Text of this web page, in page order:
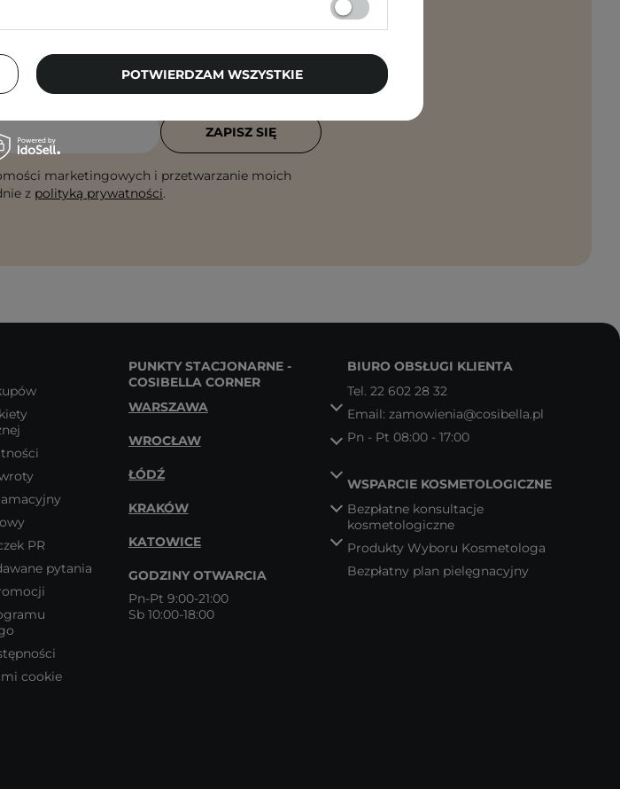
Cosibella
beauty nowości - prosto na maila!
marketingowych i przetwarzanie moich
z polityką prywatności.
ZAPISZ SIĘ
PR
pytania
cookie
PUNKTY STACJONARNE -
COSIBELLA CORNER
WARSZAWA
WROCŁAW
ŁÓDŹ
KRAKÓW
KATOWICE
GODZINY OTWARCIA
Pn-Pt 9:00-21:00
Sb 10:00-18:00
BIURO OBSŁUGI KLIENTA
Tel. 22 602 28 32
Email: zamowienia@cosibella.pl
Pn - Pt 08:00 - 17:00
WSPARCIE KOSMETOLOGICZNE
Bezpłatne konsultacje
kosmetologiczne
Produkty Wyboru Kosmetologa
Bezpłatny plan pielęgnacyjny
POTWIERDZAM WSZYSTKIE